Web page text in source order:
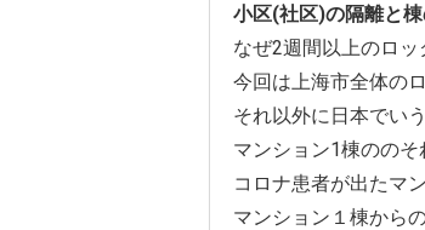
小区(社区)の隔離と
なぜ2週間以上のロ
今回は上海市全体の
それ以外に日本でい
マンション1棟ののそ
コロナ患者が出たマ
マンション１棟から